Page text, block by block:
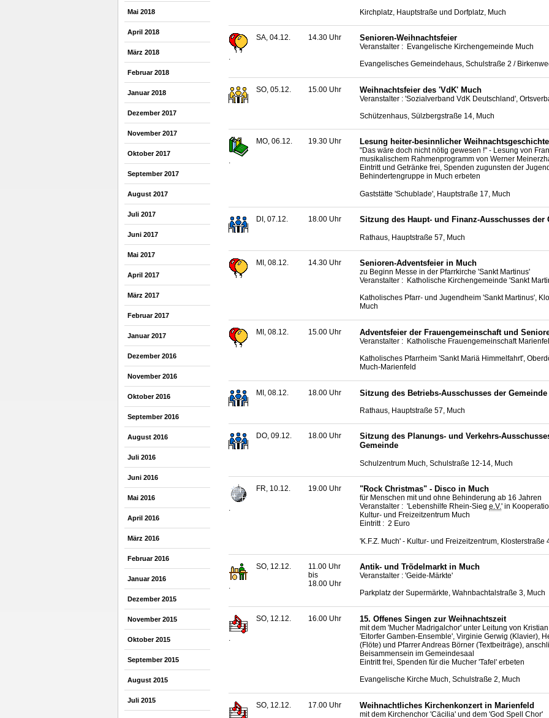
Mai 2018
April 2018
März 2018
Februar 2018
Januar 2018
Dezember 2017
November 2017
Oktober 2017
September 2017
August 2017
Juli 2017
Juni 2017
Mai 2017
April 2017
März 2017
Februar 2017
Januar 2017
Dezember 2016
November 2016
Oktober 2016
September 2016
August 2016
Juli 2016
Juni 2016
Mai 2016
April 2016
März 2016
Februar 2016
Januar 2016
Dezember 2015
November 2015
Oktober 2015
September 2015
August 2015
Juli 2015
Kirchplatz, Hauptstraße und Dorfplatz, Much
.
SA, 04.12. 14.30 Uhr Senioren-Weihnachtsfeier
Veranstalter : Evangelische Kirchengemeinde Much
Evangelisches Gemeindehaus, Schulstraße 2 /
SO, 05.12. 15.00 Uhr Weihnachtsfeier des 'VdK' Much
Veranstalter : 'Sozialverband VdK Deutschland',
Schützenhaus, Sülzbergstraße 14, Much
.
MO, 06.12. 19.30 Uhr Lesung heiter-besinnlicher
"Das wäre doch nicht nötig gewesen !" - Lesung von
musikalischem Rahmenprogramm von Werner
Eintritt und Getränke frei, Spenden zugunsten der
Behindertengruppe in Much erbeten
Gaststätte 'Schublade', Hauptstraße 17, Much
DI, 07.12. 18.00 Uhr Sitzung des Haupt- und Finanz-Ausschusses der
Rathaus, Hauptstraße 57, Much
MI, 08.12. 14.30 Uhr Senioren-Adventsfeier in Much
zu Beginn Messe in der Pfarrkirche 'Sankt Martinus'
Veranstalter : Katholische Kirchengemeinde 'Sankt
Katholisches Pfarr- und Jugendheim 'Sankt Martinus',
Much
MI, 08.12. 15.00 Uhr Adventsfeier der Frauengemeinschaft und
Veranstalter : Katholische Frauengemeinschaft
Katholisches Pfarrheim 'Sankt Mariä Himmelfahrt',
Much-Marienfeld
MI, 08.12. 18.00 Uhr Sitzung des Betriebs-Ausschusses der Gemeinde
Rathaus, Hauptstraße 57, Much
DO, 09.12. 18.00 Uhr
Sitzung des Planungs- und Verkehrs-
Gemeinde
Schulzentrum Much, Schulstraße 12-14, Much
.
FR, 10.12. 19.00 Uhr "Rock Christmas" - Disco in Much
für Menschen mit und ohne Behinderung ab 16 Jahren
Veranstalter : 'Lebenshilfe Rhein-Sieg e.V.' in
Kultur- und Freizeitzentrum Much
Eintritt : 2 Euro
'K.F.Z. Much' - Kultur- und Freizeitzentrum, Klosterstraße
.
SO, 12.12.
11.00 Uhr
bis
18.00 Uhr
Antik- und Trödelmarkt in Much
Veranstalter : 'Geide-Märkte'
Parkplatz der Supermärkte, Wahnbachtalstraße 3, Much
SO, 12.12. 16.00 Uhr 15. Offenes Singen zur Weihnachtszeit
mit dem 'Mucher Madrigalchor' unter Leitung von
'Eitorfer Gamben-Ensemble', Virginie Gerwig (Klavier),
(Flöte) und Pfarrer Andreas Börner (Textbeiträge),
Beisammensein im Gemeindesaal
Eintritt frei, Spenden für die Mucher 'Tafel' erbeten
Evangelische Kirche Much, Schulstraße 2, Much
SO, 12.12. 17.00 Uhr Weihnachtliches Kirchenkonzert in Marienfeld
mit dem Kirchenchor 'Cäcilia' und dem 'God Spell Chor'